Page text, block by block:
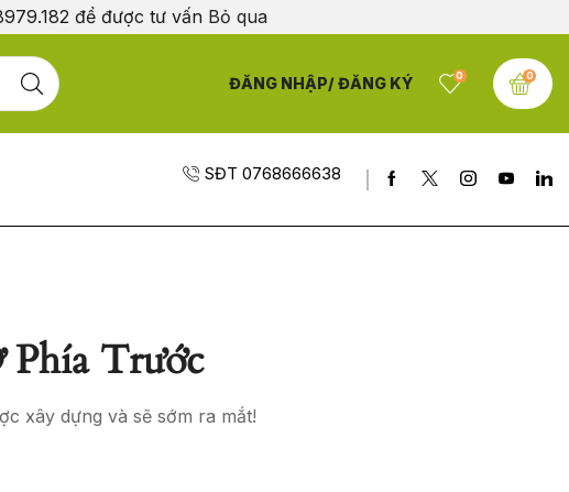
để được tư vấn Bỏ qua
ĐĂNG NHẬP/ ĐĂNG KÝ 0 0
SĐT 0768666638
Trước
xây dựng và sẽ sớm ra mắt!